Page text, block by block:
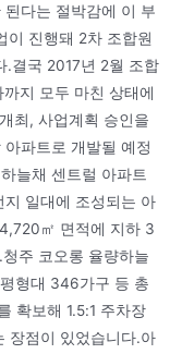
다는 절박감에 이 부
이 진행돼 2차 조합원
.결국 2017년 2월 조합
지 모두 마친 상태에
최, 사업계획 승인을
파트로 개발될 예정
늘채 센트럴 아파트
일대에 조성되는 아
㎡ 면적에 지하 3
주 코오롱 율량하늘
형대 346가구 등 총
확보해 1.5:1 주차장
장점이 있었습니다.아